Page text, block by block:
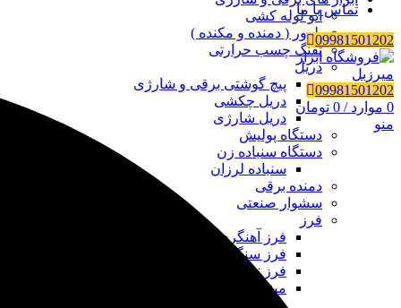
اتو لوله کشی
بلوور ( دمنده و مکنده )
تفنگ چسب حرارتی
دریل
پیچ گوشتی برقی و شارژی
دریل چکشی
دریل شارژی
دستگاه پولیش
دستگاه سنباده زن
سنباده لرزان
دمنده برقی
سشوار صنعتی
فرز
فرز آهنگری
فرز سنگبری
فرز نجاری ( اور فرز )
مینی فرز ( مینی سنگ )
تماس با ما
09981501202
09981501202
0 موارد /
0 تومان
منو